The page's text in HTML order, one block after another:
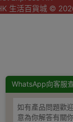
WhatsApp向客服
如有產品問題歡
意為你解答有關
生活百貨城 ©